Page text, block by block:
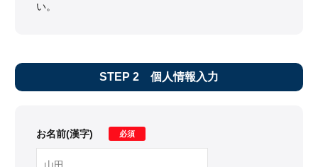
い。
STEP 2 個人情報入力
お名前(漢字) 必須